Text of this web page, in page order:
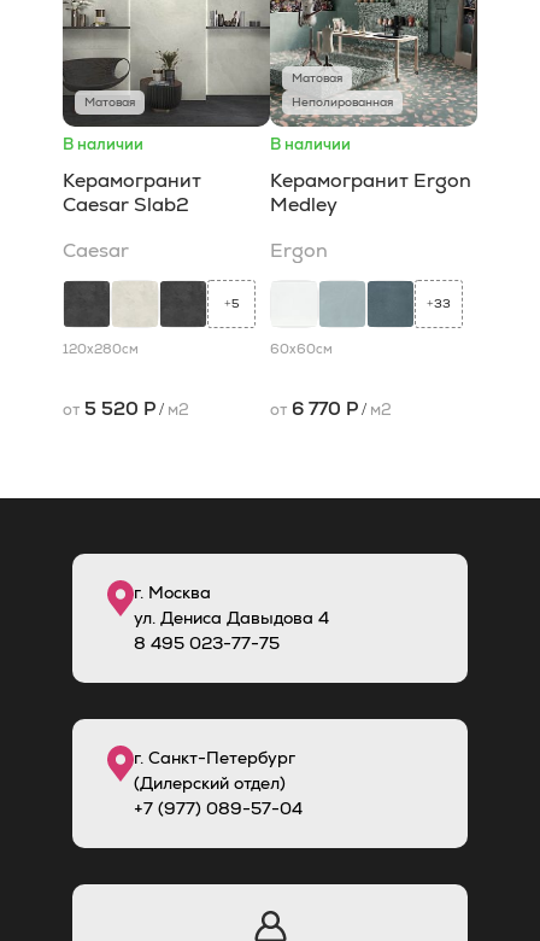
Матовая
В наличии
Керамогранит
Caesar Slab2
Caesar
+5
120x280см
от 5 520 Р/ м2
Матовая
Неполированная
В наличии
Керамогранит Ergon
Medley
Ergon
+33
60x60см
от 6 770 Р/ м2
г. Москва
ул. Дениса Давыдова 4
8 495 023-77-75
г. Санкт-Петербург
(Дилерский отдел)
+7 (977) 089-57-04